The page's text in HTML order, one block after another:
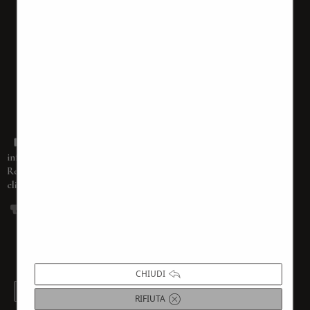
informativa ai sensi dell’articolo 13 del
Regolamento 679/2016
cliccando sul tasto
consenso al trattamento dei dati.
PRIVACY POLICY
CHIUDI
RIFIUTA